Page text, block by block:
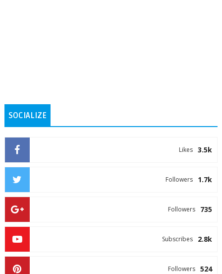
SOCIALIZE
3.5k
Likes
1.7k
Followers
735
Followers
2.8k
Subscribes
524
Followers